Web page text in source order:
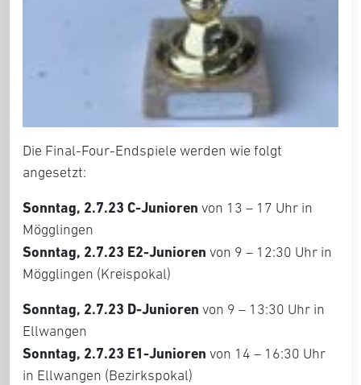
Die Final-Four-Endspiele werden wie folgt
angesetzt:
Sonntag, 2.7.23 C-Junioren von 13 – 17 Uhr in
Mögglingen
Sonntag, 2.7.23 E2-Junioren von 9 – 12:30 Uhr in
Mögglingen (Kreispokal)
Sonntag, 2.7.23 D-Junioren von 9 – 13:30 Uhr in
Ellwangen
Sonntag, 2.7.23 E1-Junioren von 14 – 16:30 Uhr
in Ellwangen (Bezirkspokal)